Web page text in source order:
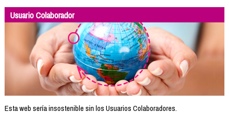
Usuario Colaborador
Esta web sería insostenible sin los Usuarios Colaboradores.